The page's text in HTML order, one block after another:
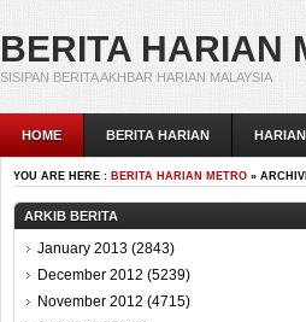
BERITA HARIAN
SISIPAN BERITA AKHBAR HARIAN MALAYSIA
HOME BERITA HARIAN
YOU ARE HERE : BERITA HARIAN METRO »
ARKIB BERITA
January 2013 (2843)
December 2012 (5239)
November 2012 (4715)